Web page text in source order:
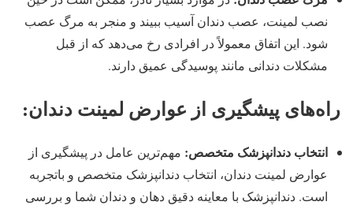
نصب لمینت، عصب دندان آسیب ببیند و منجر به مرگ عصب
شود. این اتفاق معمولاً در افرادی رخ می‌دهد که از قبل
مشکلات دندانی مانند پوسیدگی عمیق دارند.
راه‌های پیشگیری از عوارض لمینت دندان:
انتخاب دندانپزشک متخصص: مهم‌ترین عامل در پیشگیری از
عوارض لمینت دندان، انتخاب دندانپزشک متخصص و باتجربه
است. دندانپزشک با معاینه دقیق دهان و دندان شما و بررسی